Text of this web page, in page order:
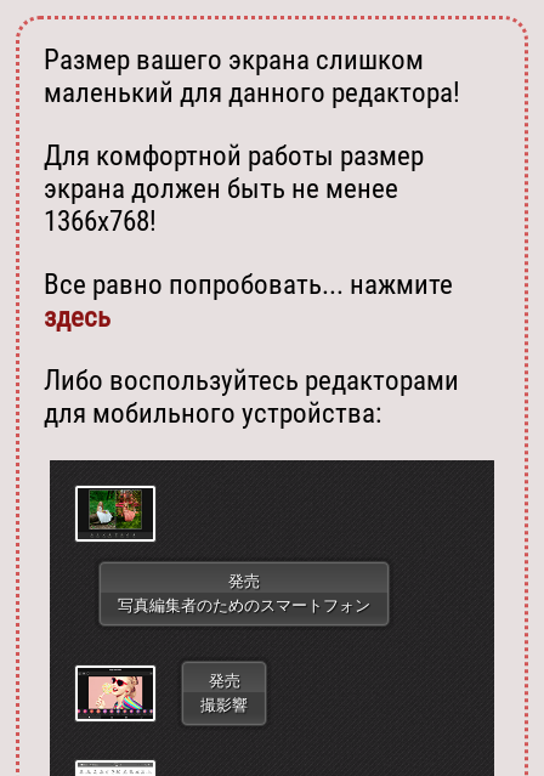
Запустить фотошоп
Размер вашего экрана слишком
маленький для данного редактора!
Для комфортной работы размер
экрана должен быть не менее
1366х768!
Все равно попробовать... нажмите
здесь
Либо воспользуйтесь редакторами
для мобильного устройства:
発売
写真編集者のためのスマートフォン
発売
撮影響